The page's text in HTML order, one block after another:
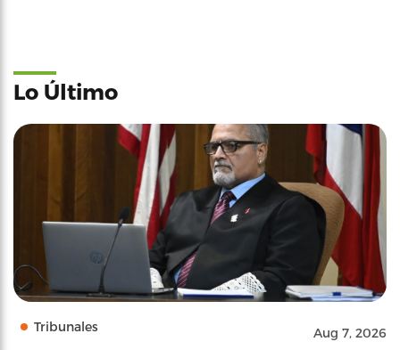
Lo Último
Tribunales Aug 7, 2026